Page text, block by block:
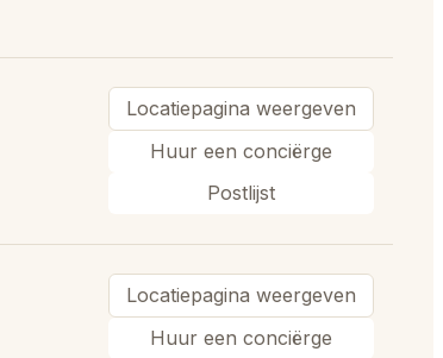
Locatiepagina weergeven
Huur een conciërge
Postlijst
Locatiepagina weergeven
Huur een conciërge